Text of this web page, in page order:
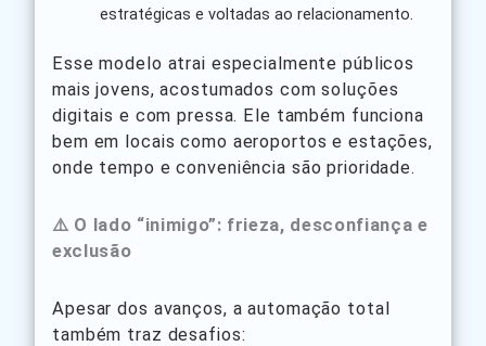
estratégicas e voltadas ao relacionamento.
Esse modelo atrai especialmente públicos
mais jovens, acostumados com soluções
digitais e com pressa. Ele também funciona
bem em locais como aeroportos e estações,
onde tempo e conveniência são prioridade.
⚠️ O lado “inimigo”: frieza, desconfiança e
exclusão
Apesar dos avanços, a automação total
também traz desafios: